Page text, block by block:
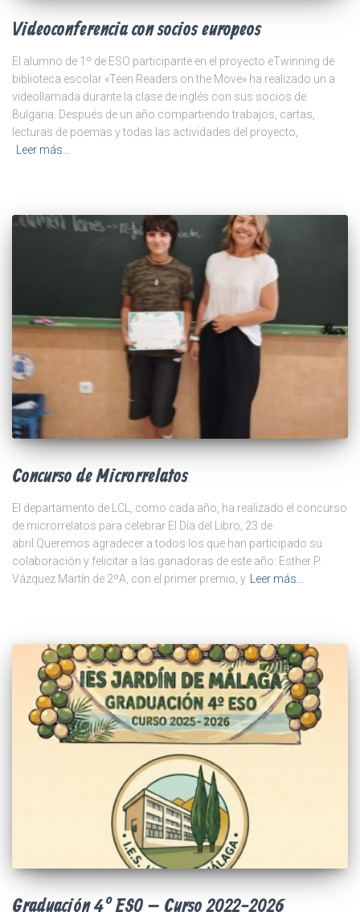
Videoconferencia con socios europeos
El alumno de 1º de ESO participante en el proyecto eTwinning de
biblioteca escolar «Teen Readers on the Move» ha realizado un a
videollamada durante la clase de inglés con sus socios de
Bulgaria. Después de un año compartiendo trabajos, cartas,
lecturas de poemas y todas las actividades del proyecto,
Leer más…
Concurso de Microrrelatos
El departamento de LCL, como cada año, ha realizado el concurso
de microrrelatos para celebrar El Día del Libro, 23 de
abril.Queremos agradecer a todos los que han participado su
colaboración y felicitar a las ganadoras de este año: Esther P.
Vázquez Martín de 2ºA, con el primer premio, y Leer más…
Graduación 4º ESO – Curso 2022-2026